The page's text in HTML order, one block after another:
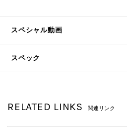
スペシャル動画
スペック
RELATED LINKS 関連リンク